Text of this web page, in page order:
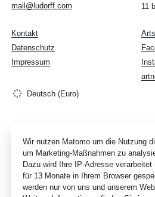
mail@ludorff.com
11
Kontakt
Datenschutz
Impressum
Deutsch (Euro)
Wir nutzen Matomo um die Nutzung
um Marketing-Maßnahmen zu
Dazu wird Ihre IP-Adresse verarbeitet
für 13 Monate in Ihrem Browser
werden nur von uns und unserem